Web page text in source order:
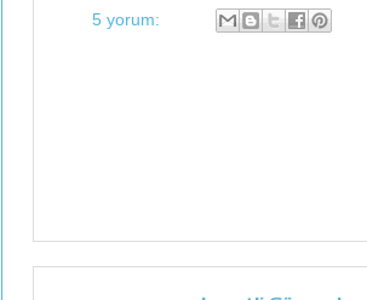
5 yorum: